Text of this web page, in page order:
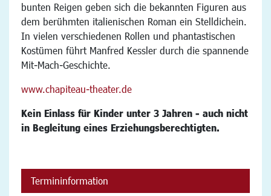
bunten Reigen geben sich die bekannten Figuren aus
dem berühmten italienischen Roman ein Stelldichein.
In vielen verschiedenen Rollen und phantastischen
Kostümen führt Manfred Kessler durch die spannende
Mit-Mach-Geschichte.
www.chapiteau-theater.de
Kein Einlass für Kinder unter 3 Jahren - auch nicht
in Begleitung eines Erziehungsberechtigten.
Termininformation